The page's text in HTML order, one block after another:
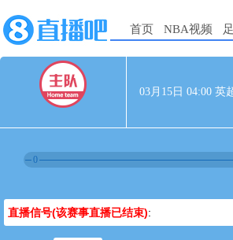
首页 NBA视频
03月15日 04:00 英
0
直播信号(该赛事直播已结束):